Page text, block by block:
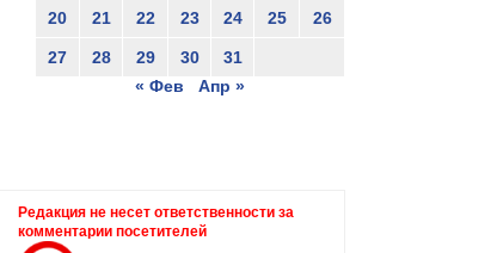
20 21 22 23 24 25 26
27 28 29 30
31
« Фев
Апр »
Редакция не несет ответственности за
комментарии посетителей